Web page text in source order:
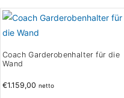
werden
mehrere
Varianten
auf.
Die
Optionen
können
Coach Garderobenhalter für die
Wand
€1.159,00 netto